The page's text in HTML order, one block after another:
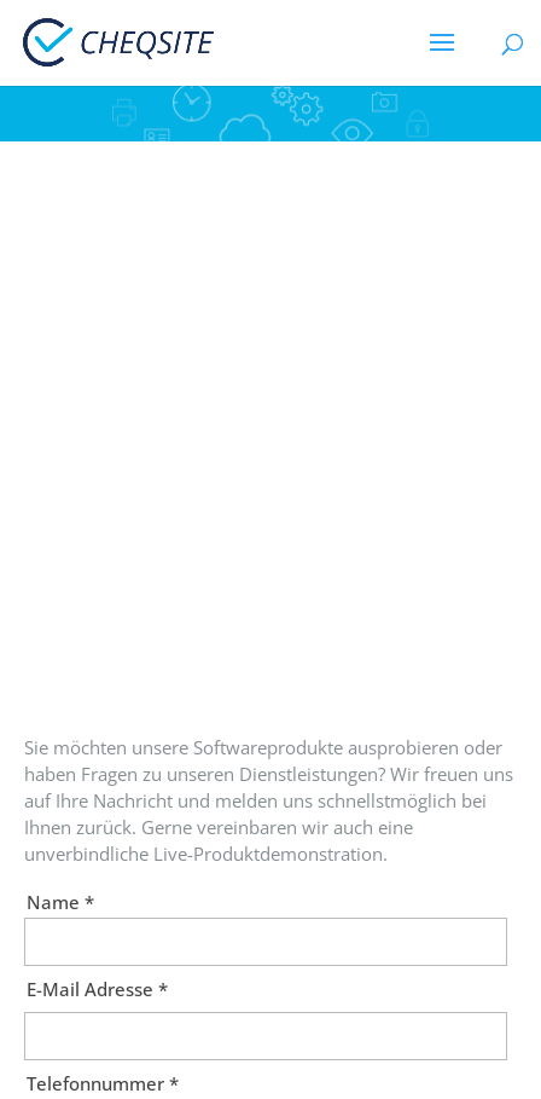
Sie möchten unsere Softwareprodukte ausprobieren oder
haben Fragen zu unseren Dienstleistungen? Wir freuen uns
auf Ihre Nachricht und melden uns schnellstmöglich bei
Ihnen zurück. Gerne vereinbaren wir auch eine
unverbindliche Live-Produktdemonstration.
Name *
E-Mail Adresse *
Telefonnummer *